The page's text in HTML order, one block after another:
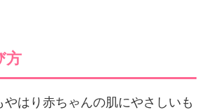
方
はり赤ちゃんの肌にやさしいも